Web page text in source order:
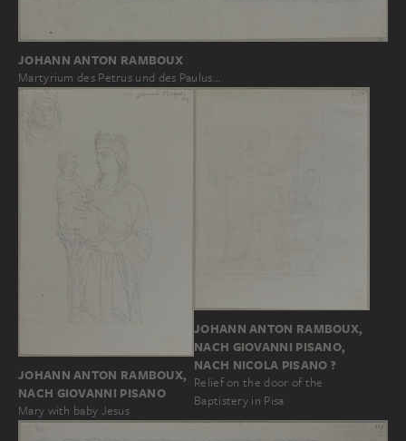
JOHANN ANTON RAMBOUX
Martyrium des Petrus und des Paulus…
JOHANN ANTON RAMBOUX,
NACH GIOVANNI PISANO
Mary with baby Jesus
JOHANN ANTON RAMBOUX,
NACH GIOVANNI PISANO,
NACH NICOLA PISANO ?
Relief on the door of the
Baptistery in Pisa